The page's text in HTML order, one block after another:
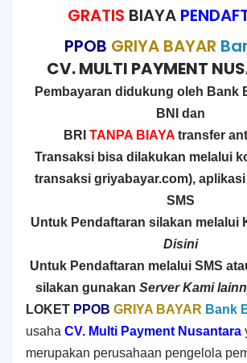
GRATIS BIAYA
PPOB GRIYA BAYAR
CV. MULTI PAYMENT
Pembayaran didukung oleh Bank
BNI dan
BRI TANPA BIAYA transfer
Transaksi bisa dilakukan melalui
transaksi griyabayar.com),
SMS
Untuk Pendaftaran silakan melalui
Disini
Untuk Pendaftaran melalui SMS
silakan gunakan Server Kami
LOKET PPOB GRIYA BAYAR Bank
usaha CV. Multi Payment Nusantara
merupakan perusahaan pengelola